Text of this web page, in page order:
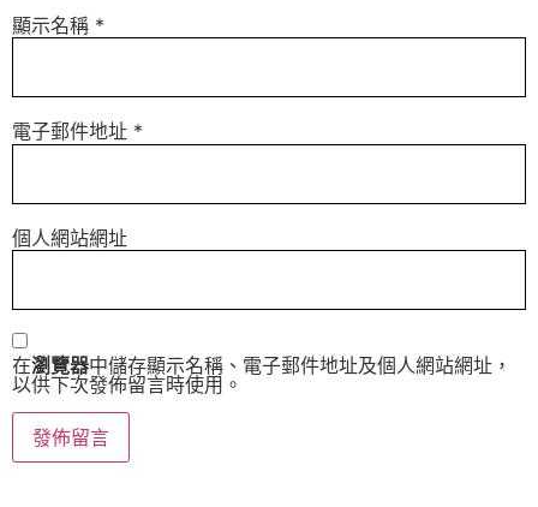
顯示名稱 *
電子郵件地址 *
個人網站網址
在瀏覽器中儲存顯示名稱、電子郵件地址及個人網站網址，
以供下次發佈留言時使用。